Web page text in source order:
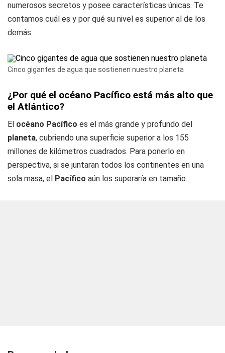
numerosos secretos y posee características únicas. Te
contamos cuál es y por qué su nivel es superior al de los
demás.
Cinco gigantes de agua que sostienen nuestro planeta
¿Por qué el océano Pacífico está más alto que
el Atlántico?
El océano Pacífico es el más grande y profundo del
planeta, cubriendo una superficie superior a los 155
millones de kilómetros cuadrados. Para ponerlo en
perspectiva, si se juntaran todos los continentes en una
sola masa, el Pacífico aún los superaría en tamaño.